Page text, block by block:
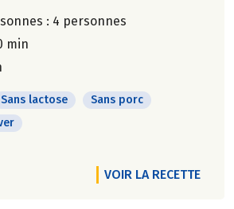
: 4 personnes
min
Sans lactose
Sans porc
VOIR LA RECETTE